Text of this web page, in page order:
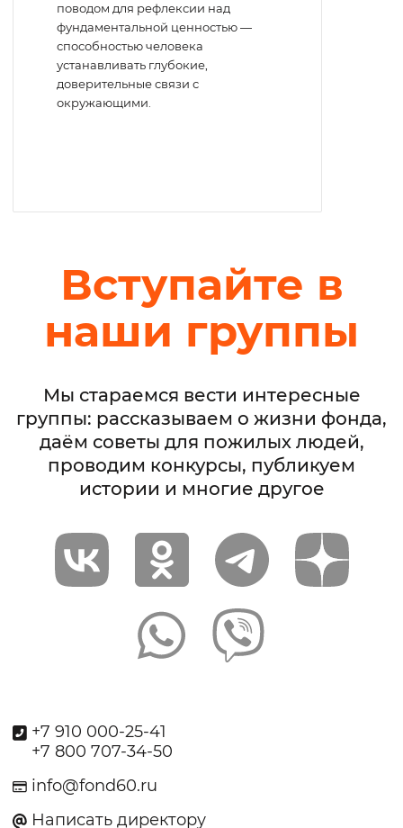
поводом для рефлексии над
фундаментальной ценностью —
способностью человека
устанавливать глубокие,
доверительные связи с
окружающими.
Вступайте в
наши группы
Мы стараемся вести интересные
группы: рассказываем о жизни фонда,
даём советы для пожилых людей,
проводим конкурсы, публикуем
истории и многие другое
+7 910 000-25-41
+7 800 707-34-50
info@fond60.ru
Написать директору